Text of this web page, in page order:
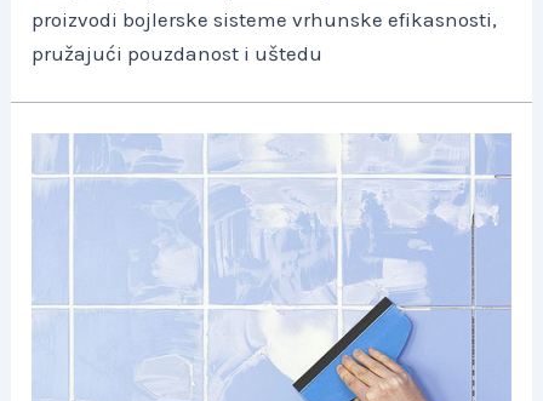
proizvodi bojlerske sisteme vrhunske efikasnosti,
pružajući pouzdanost i uštedu